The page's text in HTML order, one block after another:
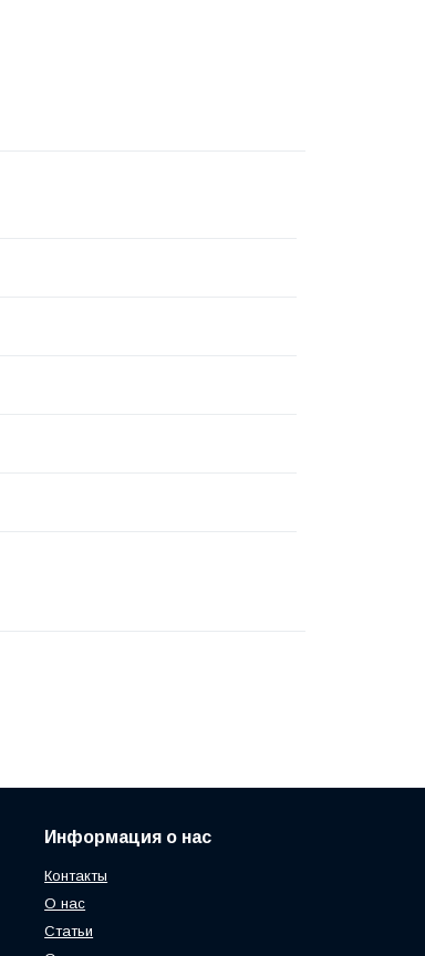
Информация о нас
Контакты
О нас
Статьи